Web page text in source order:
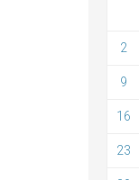
2
9
16
23